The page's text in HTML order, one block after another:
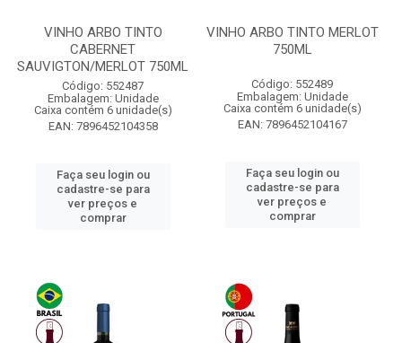
VINHO ARBO TINTO
CABERNET
SAUVIGTON/MERLOT 750ML
Código: 552487
Embalagem: Unidade
Caixa contém 6 unidade(s)
EAN: 7896452104358
Faça seu login ou
cadastre-se para
ver preços e
comprar
VINHO ARBO TINTO MERLOT
750ML
Código: 552489
Embalagem: Unidade
Caixa contém 6 unidade(s)
EAN: 7896452104167
Faça seu login ou
cadastre-se para
ver preços e
comprar